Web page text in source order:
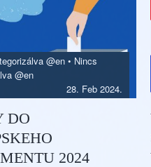
@en • Nincs
@en
28. Feb 2024.
DO
2024